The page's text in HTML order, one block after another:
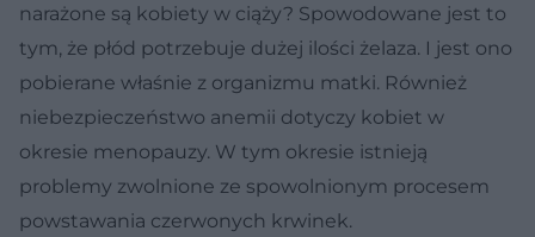
narażone są kobiety w ciąży? Spowodowane jest to
tym, że płód potrzebuje dużej ilości żelaza. I jest ono
pobierane właśnie z organizmu matki. Również
niebezpieczeństwo anemii dotyczy kobiet w
okresie menopauzy. W tym okresie istnieją
problemy zwolnione ze spowolnionym procesem
powstawania czerwonych krwinek.